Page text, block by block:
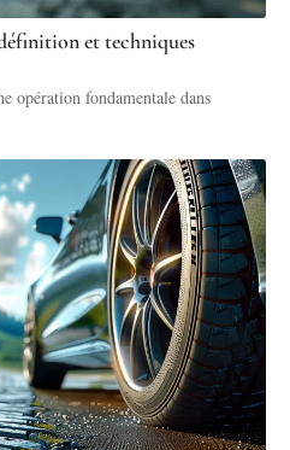
et techniques
opération fondamentale dans